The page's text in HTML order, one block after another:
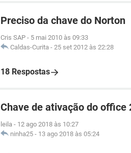
Preciso da chave do Norton
Cris SAP - 5 mai 2010 às 09:33
Caldas-Curita - 25 set 2012 às 22:28
18 Respostas
Chave de ativação do office
leila - 12 ago 2018 às 10:27
ninha25 - 13 ago 2018 às 05:24